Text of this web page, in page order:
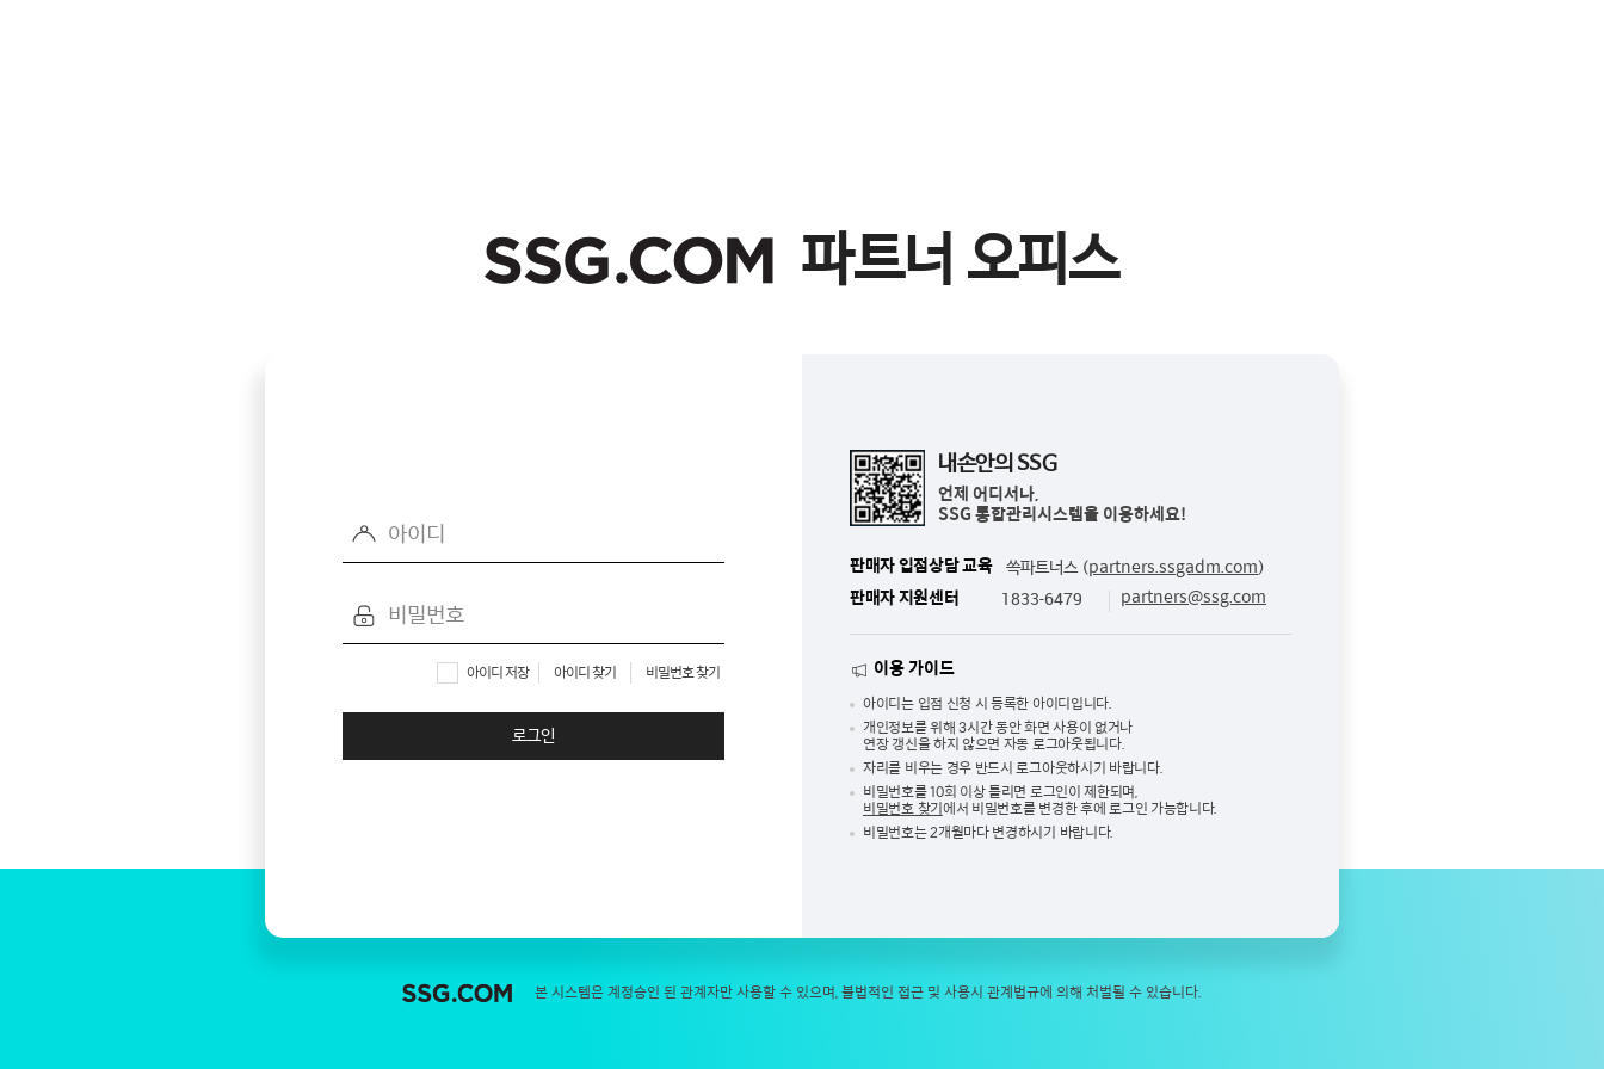
SSG.COM 파트너 오피스
아이디 저장 아이디 찾기 비밀번호 찾기
로그인
내손안의 SSG
언제 어디서나,
SSG 통합관리시스템을 이용하세요!
판매자 입점상담 교육 쓱파트너스 (partners.ssgadm.com)
판매자 지원센터 1833-6479 partners@ssg.com
이용 가이드
아이디는 입점 신청 시 등록한 아이디입니다.
개인정보를 위해 3시간 동안 화면 사용이 없거나
연장 갱신을 하지 않으면 자동 로그아웃됩니다.
자리를 비우는 경우 반드시 로그아웃하시기 바랍니다.
비밀번호를 10회 이상 틀리면 로그인이 제한되며,
비밀번호 찾기 에서 비밀번호를 변경한 후에 로그인 가능합니다.
비밀번호는 2개월마다 변경하시기 바랍니다.
SSG.COM
본 시스템은 계정승인 된 관계자만 사용할 수 있으며, 불법적인 접근 및 사용시 관계법규에 의해 처벌될 수 있습니다.